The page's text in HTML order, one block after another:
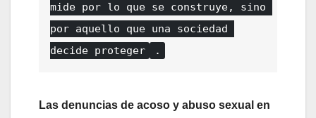
mide por lo que se construye, sino
por aquello que una sociedad
decide proteger
.
Las denuncias de acoso y abuso sexual en